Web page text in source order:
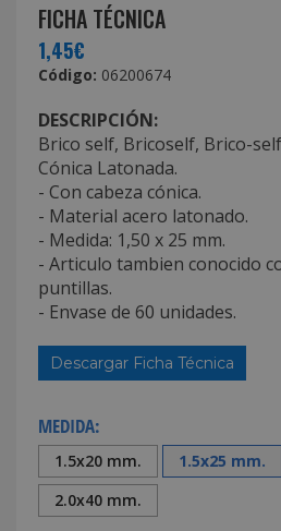
FICHA TÉCNICA
1,45€
Código: 06200674
DESCRIPCIÓN:
Brico self, Bricoself, Brico-
Cónica Latonada.
- Con cabeza cónica.
- Material acero latonado.
- Medida: 1,50 x 25 mm.
- Articulo tambien conocido
puntillas.
- Envase de 60 unidades.
Descargar Ficha Técnica
MEDIDA:
1.5x20 mm. 1.5x25 mm.
2.0x40 mm.